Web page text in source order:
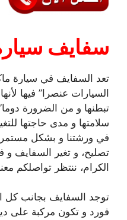
سفايف
تعد السفايف في سيارة
السيارات عنصرا” فيها
تبطنها و من الضرورة
سلامتها و مدى حاجتها
في ورشتنا و بشكل
تصليح، و تغير السفايف و
الكرام، ننتظر تواصلكم
توجد السفايف بجانب كل
فورد و تكون مركبة على